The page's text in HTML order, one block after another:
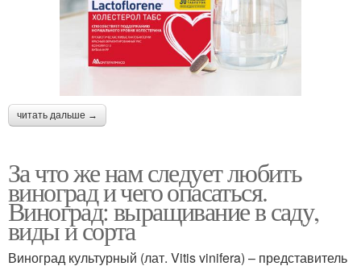
читать дальше →
За что же нам следует любить
виноград и чего опасаться.
Виноград: выращивание в саду,
виды и сорта
Виноград культурный (лат. Vitis vinifera) – представитель